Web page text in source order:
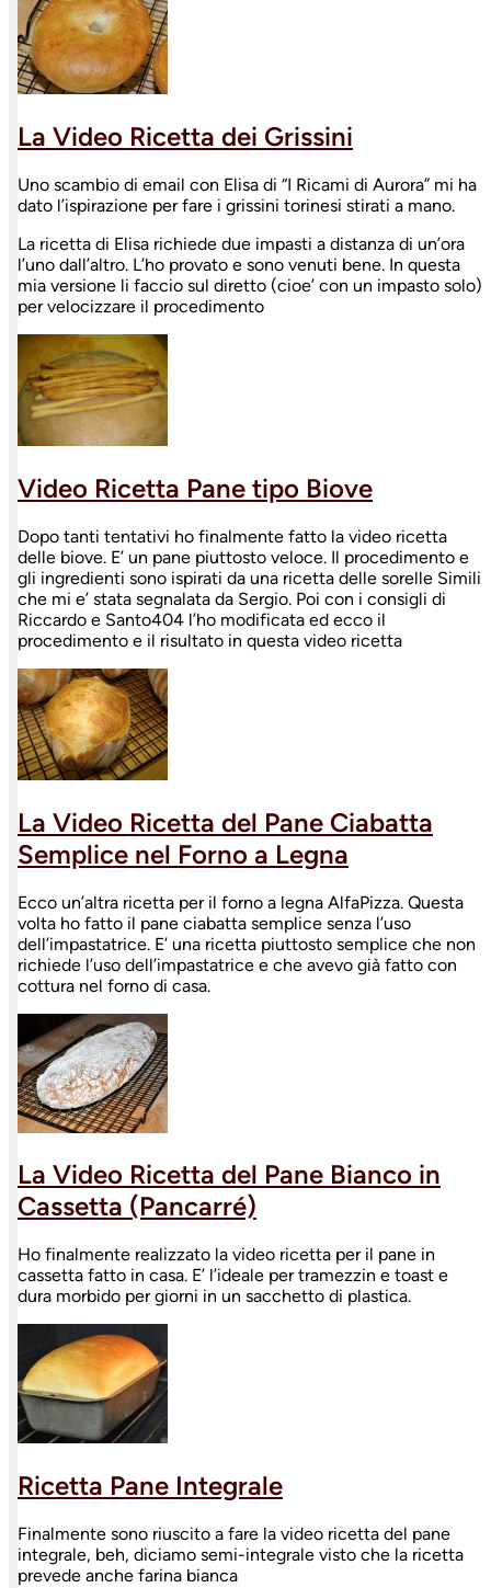
La Video Ricetta dei Grissini
Uno scambio di email con Elisa di “I Ricami di Aurora” mi ha
dato l’ispirazione per fare i grissini torinesi stirati a mano.
La ricetta di Elisa richiede due impasti a distanza di un’ora
l’uno dall’altro. L’ho provato e sono venuti bene. In questa
mia versione li faccio sul diretto (cioe’ con un impasto solo)
per velocizzare il procedimento
Video Ricetta Pane tipo Biove
Dopo tanti tentativi ho finalmente fatto la video ricetta
delle biove. E’ un pane piuttosto veloce. Il procedimento e
gli ingredienti sono ispirati da una ricetta delle sorelle Simili
che mi e’ stata segnalata da Sergio. Poi con i consigli di
Riccardo e Santo404 l’ho modificata ed ecco il
procedimento e il risultato in questa video ricetta
La Video Ricetta del Pane Ciabatta
Semplice nel Forno a Legna
Ecco un’altra ricetta per il forno a legna AlfaPizza. Questa
volta ho fatto il pane ciabatta semplice senza l’uso
dell’impastatrice. E’ una ricetta piuttosto semplice che non
richiede l’uso dell’impastatrice e che avevo già fatto con
cottura nel forno di casa.
La Video Ricetta del Pane Bianco in
Cassetta (Pancarré)
Ho finalmente realizzato la video ricetta per il pane in
cassetta fatto in casa. E’ l’ideale per tramezzin e toast e
dura morbido per giorni in un sacchetto di plastica.
Ricetta Pane Integrale
Finalmente sono riuscito a fare la video ricetta del pane
integrale, beh, diciamo semi-integrale visto che la ricetta
prevede anche farina bianca